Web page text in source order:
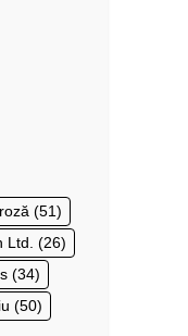
(51)
Ltd. (26)
(34)
(50)